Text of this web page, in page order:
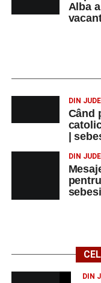
Alba
DIN
Când
|
DIN
DIN